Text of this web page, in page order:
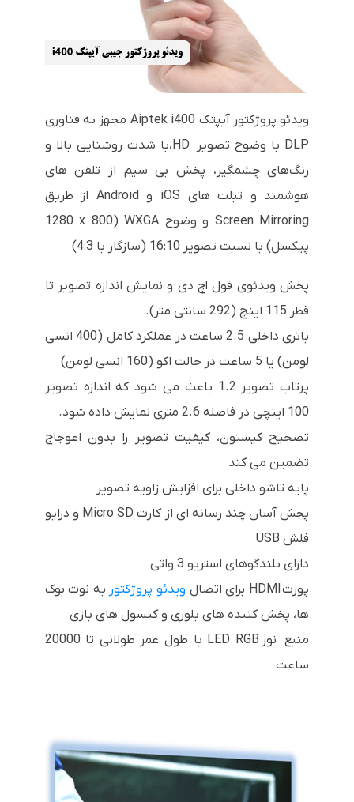
ویدئو پروژکتور آیپتک Aiptek i400 مجهز به فناوری
DLP با وضوح تصویر HD،با شدت روشنایی بالا و
رنگ‌های چشمگیر، پخش بی سیم از تلفن های
هوشمند و تبلت های iOS و Android از طریق
Screen Mirroring و وضوح WXGA (1280 x 800
پیکسل) با نسبت تصویر 16:10 (سازگار با 4:3)
پخش ویدئوی فول اچ دی و نمایش اندازه تصویر تا
قطر 115 اینچ (292 سانتی متر).
باتری داخلی 2.5 ساعت در عملکرد کامل (400 انسی
لومن) یا 5 ساعت در حالت اکو (160 انسی لومن)
پرتاب تصویر 1.2 باعث می شود که اندازه تصویر
100 اینچی در فاصله 2.6 متری نمایش داده شود.
تصحیح کیستون، کیفیت تصویر را بدون اعوجاج
تضمین می کند
پایه تاشو داخلی برای افزایش زاویه تصویر
پخش آسان چند رسانه ای از کارت Micro SD و درایو
فلش USB
دارای بلندگوهای استریو 3 واتی
پورت HDMI برای اتصال
ویدئو پروژکتور به نوت بوک
ها، پخش کننده های بلوری و کنسول های بازی
منبع نور LED RGB با طول عمر طولانی تا 20000
ساعت